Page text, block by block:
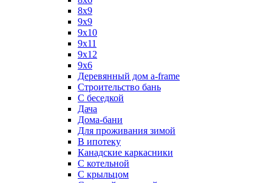
8х9
9x9
9х10
9х11
9х12
9х6
Деревянный дом a-frame
Строительство бань
С беседкой
Дача
Дома-бани
Для проживания зимой
В ипотеку
Канадские каркасники
С котельной
С крыльцом